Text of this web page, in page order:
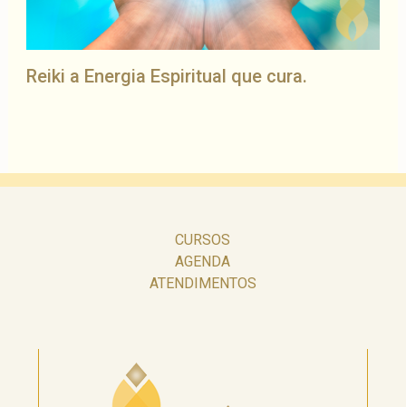
Reiki a Energia Espiritual que cura.
CURSOS
AGENDA
ATENDIMENTOS